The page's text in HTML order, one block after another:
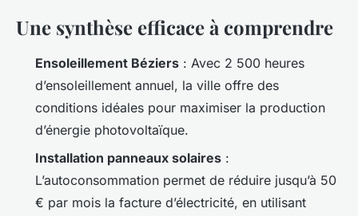
Une synthèse efficace à comprendre
Ensoleillement Béziers : Avec 2 500 heures
d’ensoleillement annuel, la ville offre des
conditions idéales pour maximiser la production
d’énergie photovoltaïque.
Installation panneaux solaires :
L’autoconsommation permet de réduire jusqu’à 50
€ par mois la facture d’électricité, en utilisant